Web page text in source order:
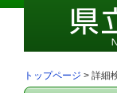
トップページ > 詳細